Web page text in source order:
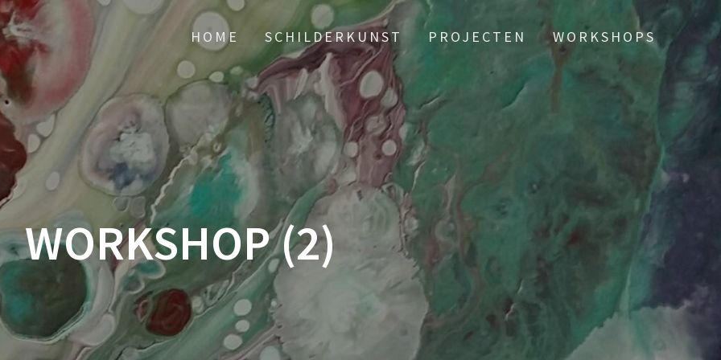
HOME SCHILDERKUNST PROJECTEN WORKSHOPS
WORKSHOP (2)